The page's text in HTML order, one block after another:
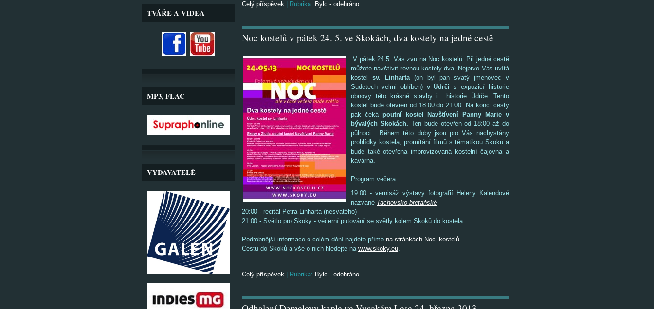
Celý příspěvek
Rubrika: Bylo - odehráno
Noc kostelů v pátek 24. 5. ve Skokách, dva kostely na jedné cestě
V pátek 24.5. Vás zvu na Noc kostelů. Při jedné cestě
můžete navštívit rovnou kostely dva. Nejprve Vás uvítá
kostel sv. Linharta (on byl pan svatý jmenovec v
Sudetech velmi oblíben) v Údrči s expozicí historie
obnovy této krásné stavby i historie Údrče. Tento
kostel bude otevřen od 18:00 do 21:00. Na konci cesty
pak čeká poutní kostel Navštívení Panny Marie v
bývalých Skokách. Ten bude otevřen od 18:00 až do
půlnoci. Během této doby jsou pro Vás nachystány
prohlídky kostela, promítání filmů s tématikou Skoků a
bude také otevřena improvizovaná kostelní čajovna a
kavárna.
Program večera:
19:00 - vernisáž výstavy fotografií Heleny Kalendové
nazvané Tachovsko bretaňské
20:00 - recitál Petra Linharta (nesvatého)
21:00 - Světlo pro Skoky - večerní putování se světly kolem Skoků do kostela
Podrobnější informace o celém dění najdete přímo na stránkách Noci kostelů.
Cestu do Skoků a vše o nich hledejte na www.skoky.eu.
Celý příspěvek Rubrika: Bylo - odehráno
TVÁŘE A VIDEA
MP3, FLAC
VYDAVATELÉ